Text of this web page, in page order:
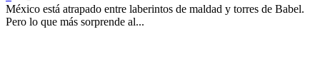
México está atrapado entre laberintos de maldad y torres de Babel.
Pero lo que más sorprende al...